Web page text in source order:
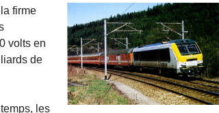
firme
volts en
de
les